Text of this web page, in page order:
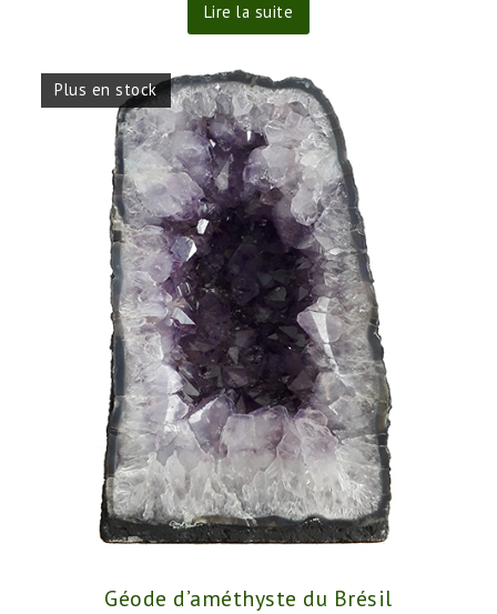
Lire la suite
Plus en stock
Géode d’améthyste du Brésil